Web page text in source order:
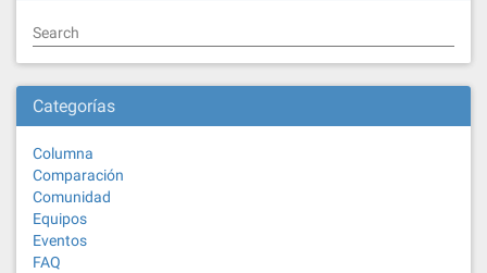
Search
Categorías
Columna
Comparación
Comunidad
Equipos
Eventos
FAQ